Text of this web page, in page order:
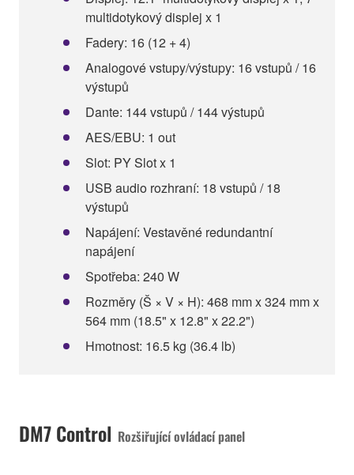
multidotykový displej x 1
Fadery: 16 (12 + 4)
Analogové vstupy/výstupy: 16 vstupů / 16
výstupů
Dante: 144 vstupů / 144 výstupů
AES/EBU: 1 out
Slot: PY Slot x 1
USB audio rozhraní: 18 vstupů / 18
výstupů
Napájení: Vestavěné redundantní
napájení
Spotřeba: 240 W
Rozměry (Š × V × H): 468 mm x 324 mm x
564 mm (18.5" x 12.8" x 22.2")
Hmotnost: 16.5 kg (36.4 lb)
DM7 Control Rozšiřující ovládací panel